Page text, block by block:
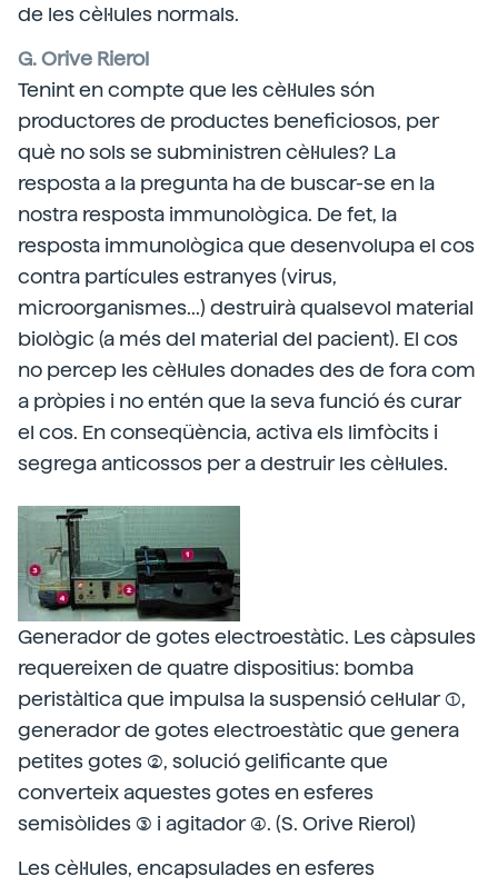
de les cèl·lules normals.
G. Orive Rierol
Tenint en compte que les cèl·lules són
productores de productes beneficiosos, per
què no sols se subministren cèl·lules? La
resposta a la pregunta ha de buscar-se en la
nostra resposta immunològica. De fet, la
resposta immunològica que desenvolupa el cos
contra partícules estranyes (virus,
microorganismes...) destruirà qualsevol material
biològic (a més del material del pacient). El cos
no percep les cèl·lules donades des de fora com
a pròpies i no entén que la seva funció és curar
el cos. En conseqüència, activa els limfòcits i
segrega anticossos per a destruir les cèl·lules.
Generador de gotes electroestàtic. Les càpsules
requereixen de quatre dispositius: bomba
peristàltica que impulsa la suspensió cel·lular (1),
generador de gotes electroestàtic que genera
petites gotes (2), solució gelificante que
converteix aquestes gotes en esferes
semisòlides (3) i agitador (4). (S. Orive Rierol)
Les cèl·lules, encapsulades en esferes